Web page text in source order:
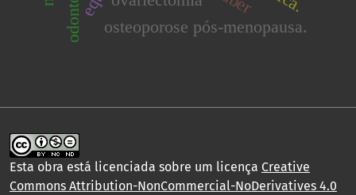
osteoporose pós-menopausa.
Esta obra está licenciada sobre um licença Creative
Commons Attribution-NonCommercial-NoDerivatives 4.0